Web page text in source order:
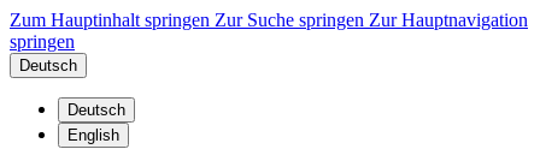
Zum Hauptinhalt springen Zur Suche springen Zur Hauptnavigation
springen
Deutsch
Deutsch
English